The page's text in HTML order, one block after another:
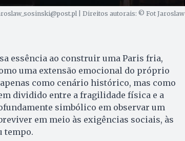
| Direitos autorais: © Fot Jaroslaw
essência ao construir uma Paris fria,
uma extensão emocional do próprio
como cenário histórico, mas como
dividido entre a fragilidade física e a
simbólico em observar um
em meio às exigências sociais, às
tempo.